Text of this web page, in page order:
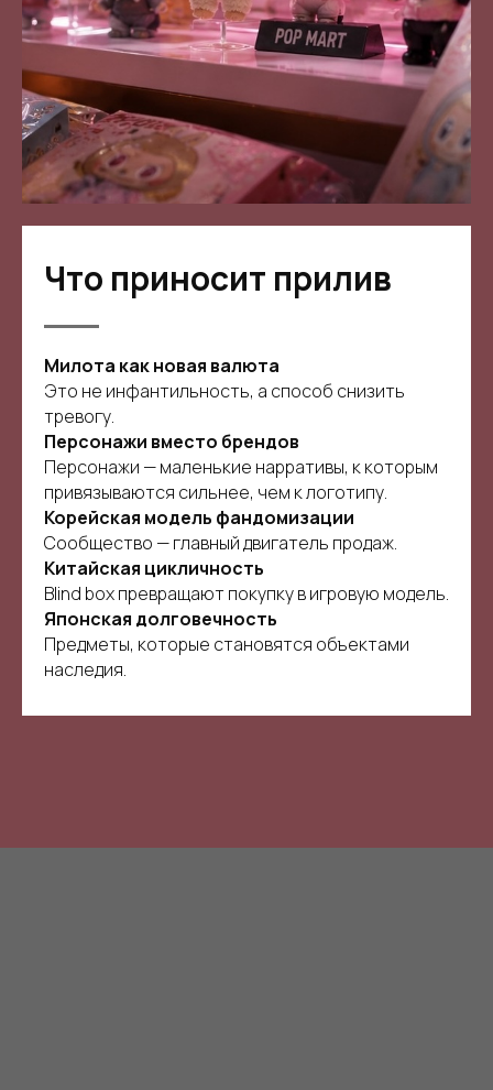
Что приносит прилив
Милота как новая валюта
Это не инфантильность, а способ снизить
тревогу.
Персонажи вместо брендов
Персонажи — маленькие нарративы, к которым
привязываются сильнее, чем к логотипу.
Корейская модель фандомизации
Сообщество — главный двигатель продаж.
Китайская цикличность
Blind box превращают покупку в игровую модель.
Японская долговечность
Предметы, которые становятся объектами
наследия.